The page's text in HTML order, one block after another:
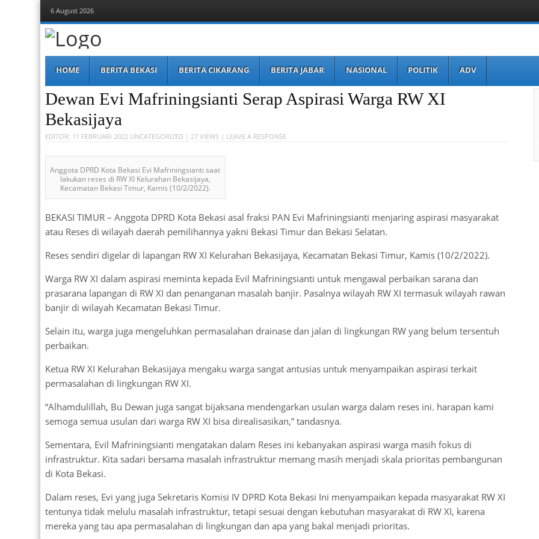
6 August 2026
Berita Bekasi
Mudah Melihat Bekasi
Menu
content
HOME BERITA BEKASI BERITA CIKARANG BERITA JABAR NASIONAL POLITIK ADV
Dewan Evi Mafriningsianti Serap Aspirasi Warga RW XI
Bekasijaya
EDITOR: 11 FEBRUARI 2022 UNCATEGORIZED | 27 VIEWS | LEAVE A RESPONSE
Anggota DPRD Kota Bekasi Evi Mafriningsianti saat
lakukan reses di RW XI Kelurahan Bekasijaya,
Kecamatan Bekasi Timur, Kamis (10/2/2022).
BEKASI TIMUR – Anggota DPRD Kota Bekasi asal fraksi PAN Evi Mafriningsianti menjaring aspirasi masyarakat
atau Reses di wilayah daerah pemilihannya yakni Bekasi Timur dan Bekasi Selatan.
Reses sendiri digelar di lapangan RW XI Kelurahan Bekasijaya, Kecamatan Bekasi Timur, Kamis (10/2/2022).
Warga RW XI dalam aspirasi meminta kepada Evil Mafriningsianti untuk mengawal perbaikan sarana dan
prasarana lapangan di RW XI dan penanganan masalah banjir. Pasalnya wilayah RW XI termasuk wilayah rawan
banjir di wilayah Kecamatan Bekasi Timur.
Selain itu, warga juga mengeluhkan permasalahan drainase dan jalan di lingkungan RW yang belum tersentuh
perbaikan.
Ketua RW XI Kelurahan Bekasijaya mengaku warga sangat antusias untuk menyampaikan aspirasi terkait
permasalahan di lingkungan RW XI.
“Alhamdulillah, Bu Dewan juga sangat bijaksana mendengarkan usulan warga dalam reses ini. harapan kami
semoga semua usulan dari warga RW XI bisa direalisasikan,” tandasnya.
Sementara, Evil Mafriningsianti mengatakan dalam Reses ini kebanyakan aspirasi warga masih fokus di
infrastruktur. Kita sadari bersama masalah infrastruktur memang masih menjadi skala prioritas pembangunan
di Kota Bekasi.
Dalam reses, Evi yang juga Sekretaris Komisi IV DPRD Kota Bekasi Ini menyampaikan kepada masyarakat RW XI
tentunya tidak melulu masalah infrastruktur, tetapi sesuai dengan kebutuhan masyarakat di RW XI, karena
mereka yang tau apa permasalahan di lingkungan dan apa yang bakal menjadi prioritas.